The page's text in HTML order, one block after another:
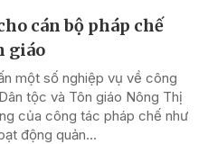
cán bộ pháp chế
giáo
một số nghiệp vụ về công
tộc và Tôn giáo Nông Thị
của công tác pháp chế như
động quản...